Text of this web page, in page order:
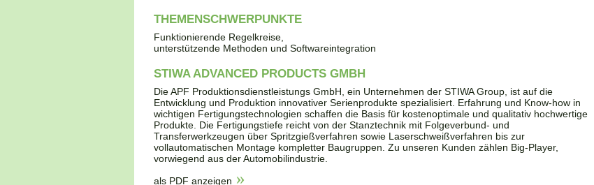
THEMENSCHWERPUNKTE
Funktionierende Regelkreise,
unterstützende Methoden und Softwareintegration
STIWA ADVANCED PRODUCTS GMBH
Die APF Produktionsdienstleistungs GmbH, ein Unternehmen der STIWA Group, ist auf die
Entwicklung und Produktion innovativer Serienprodukte spezialisiert. Erfahrung und Know-how in
wichtigen Fertigungstechnologien schaffen die Basis für kostenoptimale und qualitativ hochwertige
Produkte. Die Fertigungstiefe reicht von der Stanztechnik mit Folgeverbund- und
Transferwerkzeugen über Spritzgießverfahren sowie Laserschweißverfahren bis zur
vollautomatischen Montage kompletter Baugruppen. Zu unseren Kunden zählen Big-Player,
vorwiegend aus der Automobilindustrie.
als PDF anzeigen